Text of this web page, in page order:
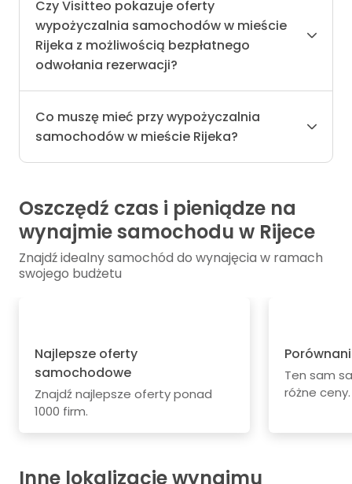
Czy Visitteo pokazuje oferty
wypożyczalnia samochodów w mieście
Rijeka z możliwością bezpłatnego
odwołania rezerwacji?
Co muszę mieć przy wypożyczalnia
samochodów w mieście Rijeka?
Oszczędź czas i pieniądze na
wynajmie samochodu w Rijece
Znajdź idealny samochód do wynajęcia w ramach
swojego budżetu
Najlepsze oferty
samochodowe
Znajdź najlepsze oferty ponad
1000 firm.
Ten sam
różne ceny.
Inne lokalizacje wynajmu